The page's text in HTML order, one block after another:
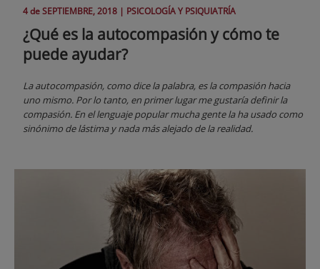
4 deSEPTIEMBRE, 2018 | PSICOLOGÍA Y PSIQUIATRÍA
¿Qué es la autocompasión y cómo te
puede ayudar?
La autocompasión, como dice la palabra, es la compasión hacia
uno mismo. Por lo tanto, en primer lugar me gustaría definir la
compasión. En el lenguaje popular mucha gente la ha usado como
sinónimo de lástima y nada más alejado de la realidad.